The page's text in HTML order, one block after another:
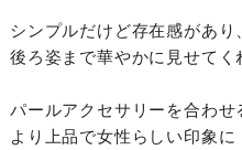
シンプルだけど存在感があり、
後ろ姿まで華やかに見せてく
パールアクセサリーを合わせ
より上品で女性らしい印象に